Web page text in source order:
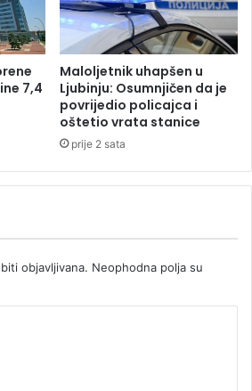
7,4
Maloljetnik uhapšen u
Ljubinju: Osumnjičen da je
povrijedio policajca i
oštetio vrata stanice
prije 2 sata
objavljivana. Neophodna polja su